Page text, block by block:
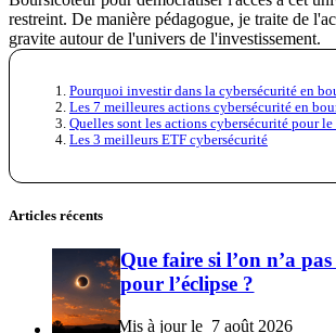
restreint. De manière pédagogue, je traite de
gravite autour de l'univers de l'investissement.
Pourquoi investir dans la cybersécurité en
Les 7 meilleures actions cybersécurité en
Quelles sont les actions cybersécurité pour le
Les 3 meilleurs ETF cybersécurité
Articles récents
Que faire si l’on n’a
pour l’éclipse ?
7 août 2026